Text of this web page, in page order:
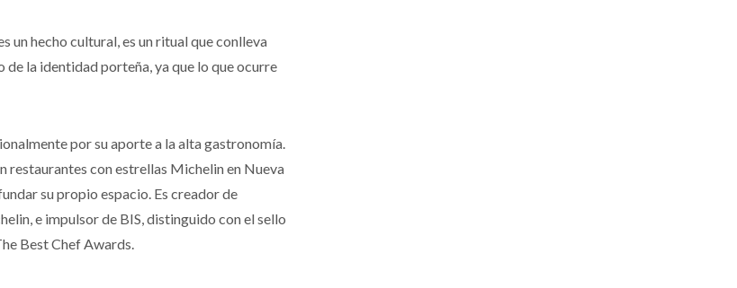
un hecho cultural, es un ritual que conlleva
la identidad porteña, ya que lo que ocurre
por su aporte a la alta gastronomía.
restaurantes con estrellas Michelin en Nueva
su propio espacio. Es creador de
e impulsor de BIS, distinguido con el sello
Best Chef Awards.